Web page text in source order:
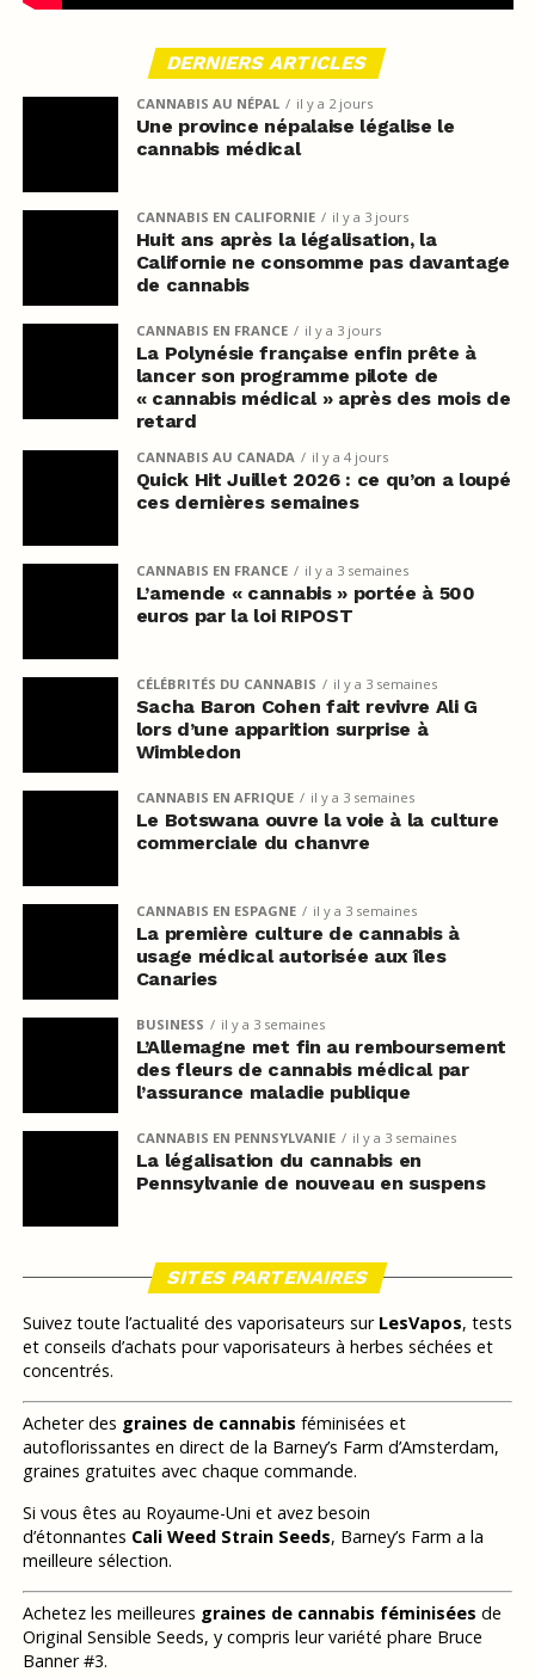
DERNIERS ARTICLES
CANNABIS AU NÉPAL il y a 2 jours
Une province népalaise légalise le
cannabis médical
CANNABIS EN CALIFORNIE il y a 3 jours
Huit ans après la légalisation, la
Californie ne consomme pas davantage
de cannabis
CANNABIS EN FRANCE il y a 3 jours
La Polynésie française enfin prête à
lancer son programme pilote de
« cannabis médical » après des mois de
retard
CANNABIS AU CANADA il y a 4 jours
Quick Hit Juillet 2026 : ce qu’on a loupé
ces dernières semaines
CANNABIS EN FRANCE il y a 3 semaines
L’amende « cannabis » portée à 500
euros par la loi RIPOST
CÉLÉBRITÉS DU CANNABIS il y a 3 semaines
Sacha Baron Cohen fait revivre Ali G
lors d’une apparition surprise à
Wimbledon
CANNABIS EN AFRIQUE il y a 3 semaines
Le Botswana ouvre la voie à la culture
commerciale du chanvre
CANNABIS EN ESPAGNE il y a 3 semaines
La première culture de cannabis à
usage médical autorisée aux îles
Canaries
BUSINESS il y a 3 semaines
L’Allemagne met fin au remboursement
des fleurs de cannabis médical par
l’assurance maladie publique
CANNABIS EN PENNSYLVANIE il y a 3 semaines
La légalisation du cannabis en
Pennsylvanie de nouveau en suspens
SITES PARTENAIRES
Suivez toute l’actualité des vaporisateurs sur LesVapos, tests
et conseils d’achats pour vaporisateurs à herbes séchées et
concentrés.
Acheter des graines de cannabis féminisées et
autoflorissantes en direct de la Barney’s Farm d’Amsterdam,
graines gratuites avec chaque commande.
Si vous êtes au Royaume-Uni et avez besoin
d’étonnantes Cali Weed Strain Seeds, Barney’s Farm a la
meilleure sélection.
Achetez les meilleures graines de cannabis féminisées de
Original Sensible Seeds, y compris leur variété phare Bruce
Banner #3.